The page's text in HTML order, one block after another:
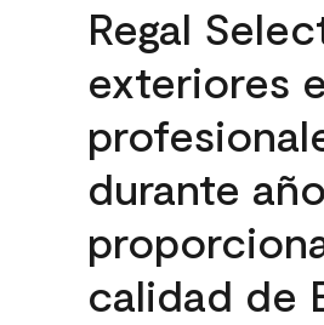
Regal
exteriores
durante
calidad de